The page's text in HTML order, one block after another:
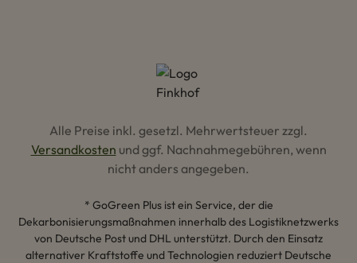
Alle Preise inkl. gesetzl. Mehrwertsteuer zzgl.
Versandkosten und ggf. Nachnahmegebühren, wenn
nicht anders angegeben.
* GoGreen Plus ist ein Service, der die
Dekarbonisierungsmaßnahmen innerhalb des Logistiknetzwerks
von Deutsche Post und DHL unterstützt. Durch den Einsatz
alternativer Kraftstoffe und Technologien reduziert Deutsche